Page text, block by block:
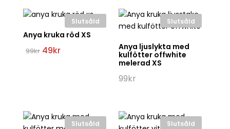
Slutsåld
Anya kruka röd XS
99kr Det
49krDet
Slutsåld
Anya ljuslykta med
kulfötter offwhite
melerad XS
99kr
Slutsåld Slutsåld